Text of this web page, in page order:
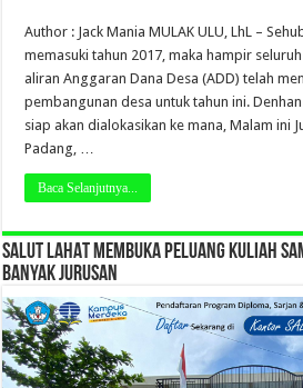
Author : Jack Mania MULAK ULU, LhL –
memasuki tahun 2017, maka hampir
aliran Anggaran Dana Desa (ADD) telah
pembangunan desa untuk tahun ini.
siap akan dialokasikan ke mana, Malam ini
Padang, …
Baca Selanjutnya...
SALUT LAHAT MEMBUKA PELUANG KULIAH
BANYAK JURUSAN